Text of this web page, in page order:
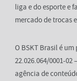
liga e do esporte e
mercado de trocas e
O BSKT Brasil é
22.026.064/0001-
agência de